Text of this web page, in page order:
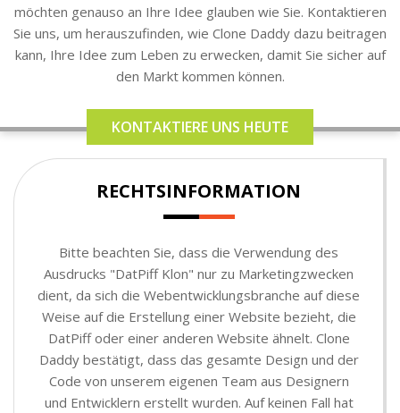
möchten genauso an Ihre Idee glauben wie Sie. Kontaktieren
Sie uns, um herauszufinden, wie Clone Daddy dazu beitragen
kann, Ihre Idee zum Leben zu erwecken, damit Sie sicher auf
den Markt kommen können.
KONTAKTIERE UNS HEUTE
RECHTSINFORMATION
Bitte beachten Sie, dass die Verwendung des
Ausdrucks "DatPiff Klon" nur zu Marketingzwecken
dient, da sich die Webentwicklungsbranche auf diese
Weise auf die Erstellung einer Website bezieht, die
DatPiff oder einer anderen Website ähnelt. Clone
Daddy bestätigt, dass das gesamte Design und der
Code von unserem eigenen Team aus Designern
und Entwicklern erstellt wurden. Auf keinen Fall hat